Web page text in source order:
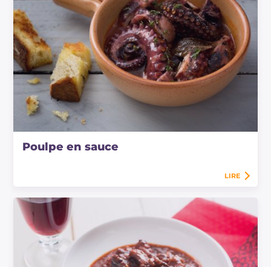
Poulpe en sauce
LIRE